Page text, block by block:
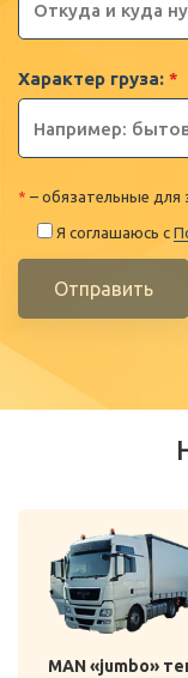
Характер груза: *
* – обязательные для
Я соглашаюсь с
Отправить
MAN «jumbo»